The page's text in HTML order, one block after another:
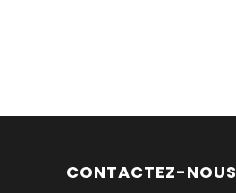
CONTACTEZ-NOUS